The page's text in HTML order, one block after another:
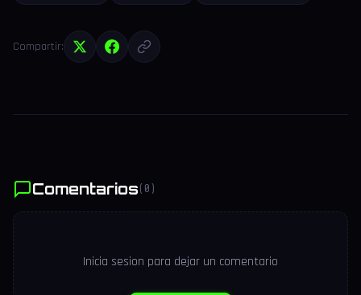
Compartir:
Comentarios (0)
Inicia sesion para dejar un comentario